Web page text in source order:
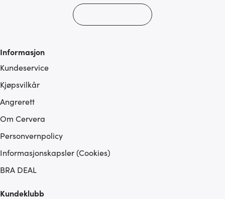
Informasjon
Kundeservice
Kjøpsvilkår
Angrerett
Om Cervera
Personvernpolicy
Informasjonskapsler (Cookies)
BRA DEAL
Kundeklubb